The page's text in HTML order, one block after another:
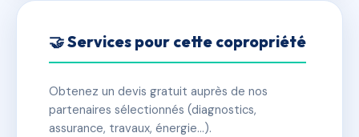
🤝 Services pour cette copropriété
Obtenez un devis gratuit auprès de nos
partenaires sélectionnés (diagnostics,
assurance, travaux, énergie…).